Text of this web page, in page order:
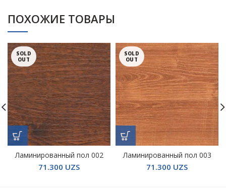
ПОХОЖИЕ ТОВАРЫ
SOLD
OUT
Ламинированный пол 002
71.300 UZS
SOLD
OUT
Ламинированный пол 003
71.300 UZS